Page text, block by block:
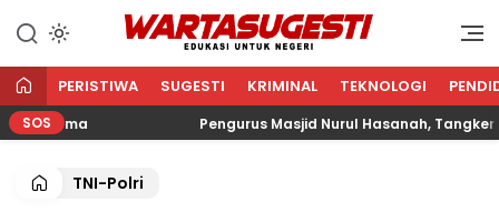
WARTA SUGESTI √ EDUKASI
Edukasi Untuk Negeri
PERISTIWA SUGESTI KRIMINAL TEKNOLOGI
SOS Pengurus Masjid Nurul Hasanah, Tangkerang
TNI-Polri